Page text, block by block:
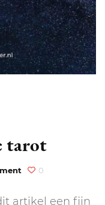
tarot
on
0
artikel een fijn